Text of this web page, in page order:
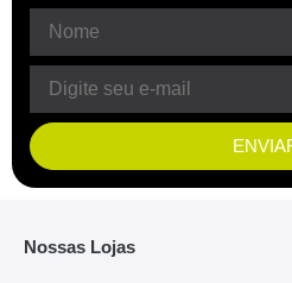
Nossas Lojas